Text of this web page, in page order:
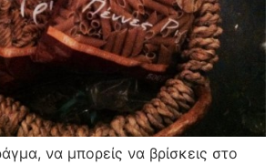
να μπορείς να βρίσκεις στο